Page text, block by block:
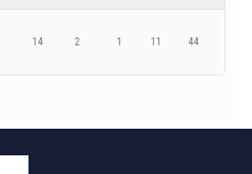
14 2 1 11 44